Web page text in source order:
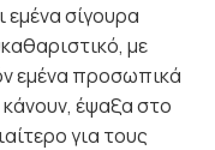
εμένα σίγουρα
με
εμένα προσωπικά
έψαξα στο
για τους